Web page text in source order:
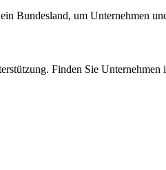
Bundesland, um Unternehmen
Finden Sie Unternehmen